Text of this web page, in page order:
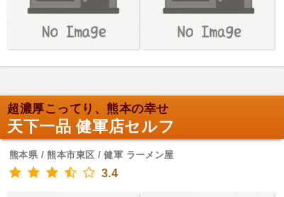
超濃厚こってり、熊本の幸せ
天下一品 健軍店セルフ
熊本県 / 熊本市東区 / 健軍 ラーメン屋
3.4